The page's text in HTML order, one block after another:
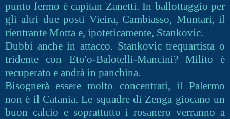
punto fermo è capitan Zanetti. In ballottaggio per
gli altri due posti Vieira, Cambiasso, Muntari, il
rientrante Motta e, ipoteticamente, Stankovic.
Dubbi anche in attacco. Stankovic trequartista o
tridente con Eto'o-Balotelli-Mancini? Milito è
recuperato e andrà in panchina.
Bisognerà essere molto concentrati, il Palermo
non è il Catania. Le squadre di Zenga giocano un
buon calcio e soprattutto i rosanero verranno a